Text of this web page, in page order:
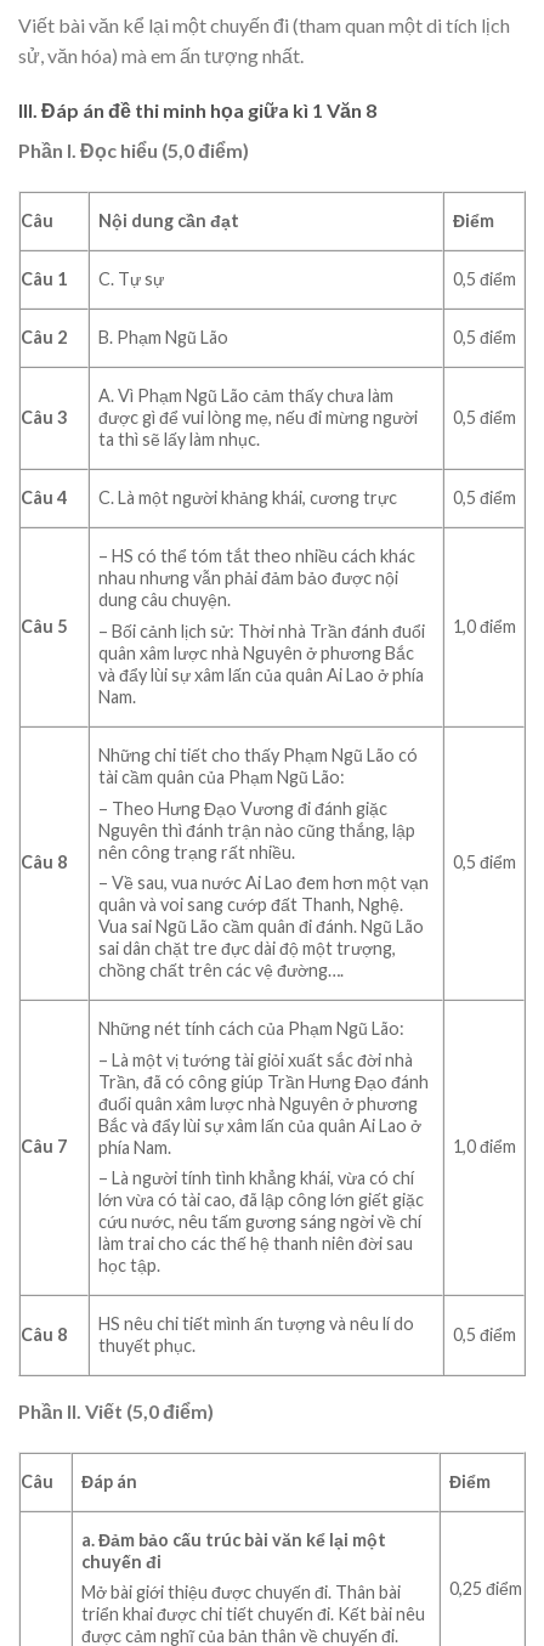
Viết bài văn kể lại một chuyến đi (tham quan một di tích lịch
sử, văn hóa) mà em ấn tượng nhất.
III. Đáp án đề thi minh họa giữa kì 1 Văn 8
Phần I. Đọc hiểu (5,0 điểm)
Câu Nội dung cần đạt Điểm
Câu 1 C. Tự sự 0,5 điểm
Câu 2 B. Phạm Ngũ Lão 0,5 điểm
Câu 3
A. Vì Phạm Ngũ Lão cảm thấy chưa làm
được gì để vui lòng mẹ, nếu đi mừng người
ta thì sẽ lấy làm nhục.
0,5 điểm
Câu 4 C. Là một người khảng khái, cương trực 0,5 điểm
Câu 5
– HS có thể tóm tắt theo nhiều cách khác
nhau nhưng vẫn phải đảm bảo được nội
dung câu chuyện.
– Bối cảnh lịch sử: Thời nhà Trần đánh đuổi
quân xâm lược nhà Nguyên ở phương Bắc
và đẩy lùi sự xâm lấn của quân Ai Lao ở phía
Nam.
1,0 điểm
Câu 8
Những chi tiết cho thấy Phạm Ngũ Lão có
tài cầm quân của Phạm Ngũ Lão:
– Theo Hưng Đạo Vương đi đánh giặc
Nguyên thì đánh trận nào cũng thắng, lập
nên công trạng rất nhiều.
– Về sau, vua nước Ai Lao đem hơn một vạn
quân và voi sang cướp đất Thanh, Nghệ.
Vua sai Ngũ Lão cầm quân đi đánh. Ngũ Lão
sai dân chặt tre đực dài độ một trượng,
chồng chất trên các vệ đường….
0,5 điểm
Câu 7
Những nét tính cách của Phạm Ngũ Lão:
– Là một vị tướng tài giỏi xuất sắc đời nhà
Trần, đã có công giúp Trần Hưng Đạo đánh
đuổi quân xâm lược nhà Nguyên ở phương
Bắc và đẩy lùi sự xâm lấn của quân Ai Lao ở
phía Nam.
– Là người tính tình khẳng khái, vừa có chí
lớn vừa có tài cao, đã lập công lớn giết giặc
cứu nước, nêu tấm gương sáng ngời về chí
làm trai cho các thế hệ thanh niên đời sau
học tập.
1,0 điểm
Câu 8
HS nêu chi tiết mình ấn tượng và nêu lí do
thuyết phục.
0,5 điểm
Phần II. Viết (5,0 điểm)
Câu Đáp án Điểm
a. Đảm bảo cấu trúc bài văn kể lại một
chuyến đi
Mở bài giới thiệu được chuyến đi. Thân bài
triển khai được chi tiết chuyến đi. Kết bài nêu
được cảm nghĩ của bản thân về chuyến đi.
0,25 điểm